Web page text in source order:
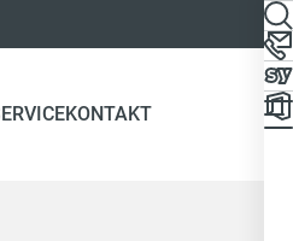
KONTAKT